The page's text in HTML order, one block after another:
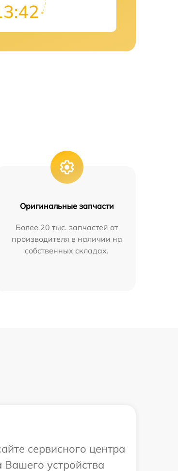
Оригинальные запчасти
Более 20 тыс. запчастей от
производителя в наличии на
собственных складах.
сервисного центра
устройства